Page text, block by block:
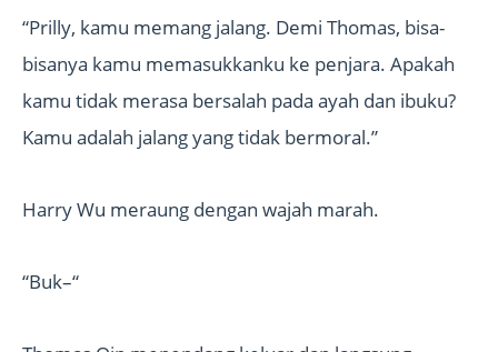
“Prilly, kamu memang jalang. Demi Thomas, bisa-
bisanya kamu memasukkanku ke penjara. Apakah
kamu tidak merasa bersalah pada ayah dan ibuku?
Kamu adalah jalang yang tidak bermoral.”
Harry Wu meraung dengan wajah marah.
“Buk–“